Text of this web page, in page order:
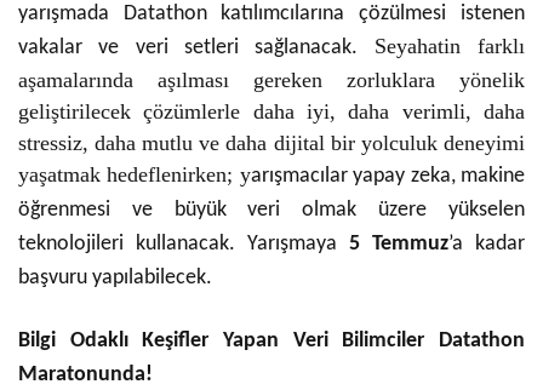
yarışmada Datathon katılımcılarına çözülmesi istenen
vakalar ve veri setleri sağlanacak. Seyahatin farklı
aşamalarında aşılması gereken zorluklara yönelik
geliştirilecek çözümlerle daha iyi, daha verimli, daha
stressiz, daha mutlu ve daha dijital bir yolculuk deneyimi
yaşatmak hedeflenirken; yarışmacılar yapay zeka, makine
öğrenmesi ve büyük veri olmak üzere yükselen
teknolojileri kullanacak. Yarışmaya 5 Temmuz’a kadar
başvuru yapılabilecek.
Bilgi Odaklı Keşifler Yapan Veri Bilimciler Datathon
Maratonunda!